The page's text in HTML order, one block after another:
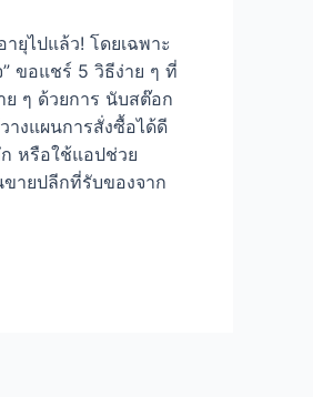
ยุไปแล้ว! โดยเฉพาะ
ขอแชร์ 5 วิธีง่าย ๆ ที่
ๆ ด้วยการ นับสต๊อก
างแผนการสั่งซื้อได้ดี
หรือใช้แอปช่วย
ขายปลีกที่รับของจาก